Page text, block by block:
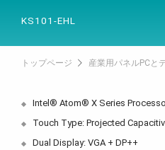
KS101-EHL
トップページ 産業用パネルPCと
Intel® Atom® X Series
Touch Type: Projected
Dual Display: VGA + DP++